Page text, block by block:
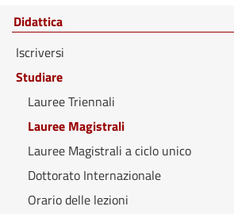
Didattica
Iscriversi
Studiare
Lauree Triennali
Lauree Magistrali
Lauree Magistrali a ciclo unico
Dottorato Internazionale
Orario delle lezioni